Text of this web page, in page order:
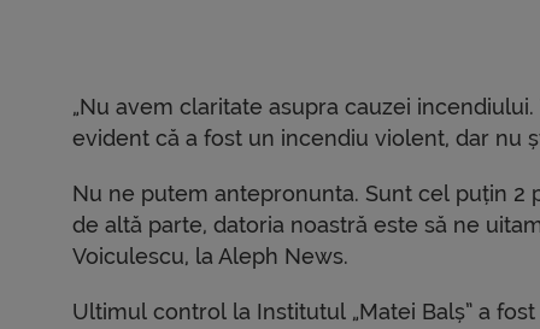
„Nu avem claritate asupra cauzei
evident că a fost un incendiu violent, dar nu
Nu ne putem antepronunta. Sunt cel puțin 2
de altă parte, datoria noastră este să ne
Voiculescu, la Aleph News.
Ultimul control la Institutul „Matei Balș” a